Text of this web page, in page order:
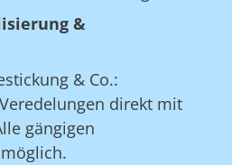
&
& Co.:
direkt mit
gängigen